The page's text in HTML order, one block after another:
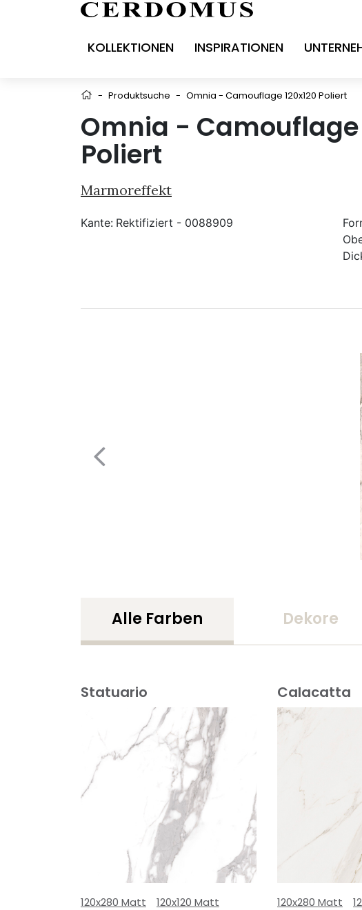
KOLLEKTIONEN INSPIRATIONEN
- Produktsuche - Omnia - Camouflage 120x120 Poliert
Omnia - Camouflage
Poliert
Marmoreffekt
Kante: Rektifiziert - 0088909
Alle Farben Dekore
Statuario
120x280 Matt
120x120 Matt
Calacatta
120x280 Matt